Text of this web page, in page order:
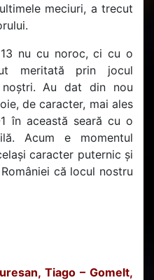
meciuri, a trecut
nu cu noroc, ci cu o
meritată prin jocul
Au dat din nou
de caracter, mai ales
în această seară cu o
Acum e momentul
caracter puternic și
că locul nostru
Tiago – Gomelt,